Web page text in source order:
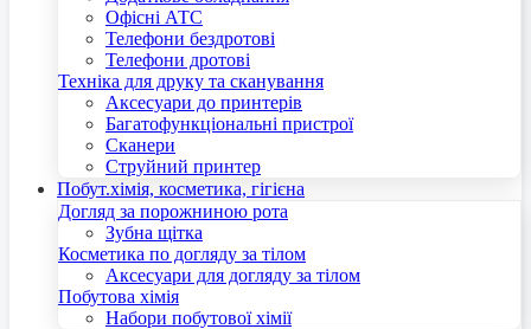
Офісні АТС
Телефони бездротові
Телефони дротові
Техніка для друку та сканування
Аксесуари до принтерів
Багатофункціональні пристрої
Сканери
Струйний принтер
Побут.хімія, косметика, гігієна
Догляд за порожниною рота
Зубна щітка
Косметика по догляду за тілом
Аксесуари для догляду за тілом
Побутова хімія
Набори побутової хімії